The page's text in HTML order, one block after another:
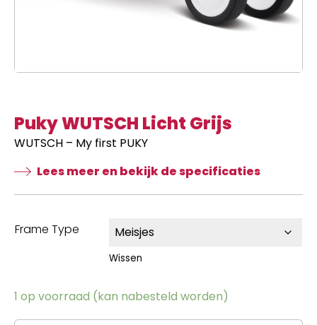
Puky WUTSCH Licht Grijs
WUTSCH – My first PUKY
Lees meer en bekijk de specificaties
Frame Type
Wissen
1 op voorraad (kan nabesteld worden)